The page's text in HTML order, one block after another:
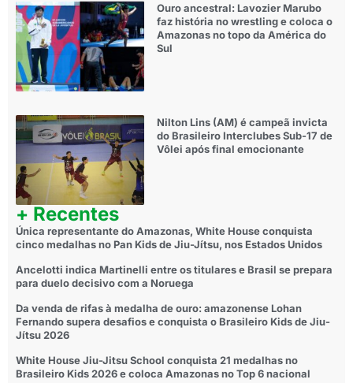
Ouro ancestral: Lavozier Marubo
faz história no wrestling e coloca o
Amazonas no topo da América do
Sul
Nilton Lins (AM) é campeã invicta
do Brasileiro Interclubes Sub-17 de
Vôlei após final emocionante
+ Recentes
Única representante do Amazonas, White House conquista
cinco medalhas no Pan Kids de Jiu-Jítsu, nos Estados Unidos
Ancelotti indica Martinelli entre os titulares e Brasil se prepara
para duelo decisivo com a Noruega
Da venda de rifas à medalha de ouro: amazonense Lohan
Fernando supera desafios e conquista o Brasileiro Kids de Jiu-
Jítsu 2026
White House Jiu-Jitsu School conquista 21 medalhas no
Brasileiro Kids 2026 e coloca Amazonas no Top 6 nacional